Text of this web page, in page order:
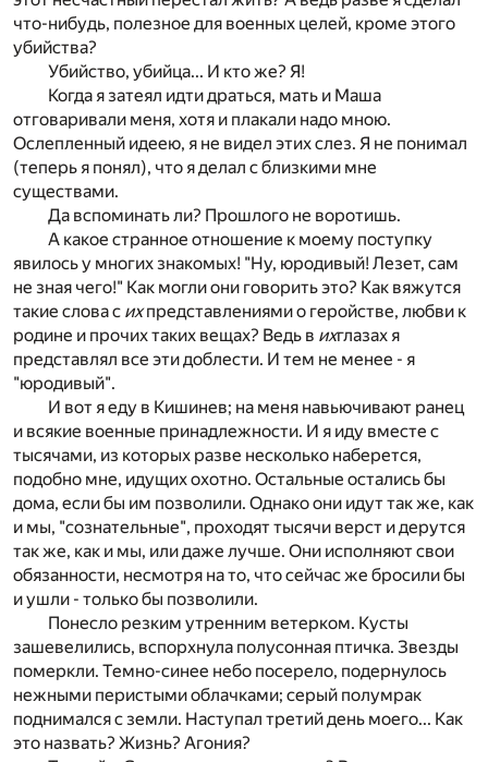
что-нибудь, полезное для военных целей, кроме этого
убийства?
Убийство, убийца... И кто же? Я!
Когда я затеял идти драться, мать и Маша
отговаривали меня, хотя и плакали надо мною.
Ослепленный идеею, я не видел этих слез. Я не понимал
(теперь я понял), что я делал с близкими мне
существами.
Да вспоминать ли? Прошлого не воротишь.
А какое странное отношение к моему поступку
явилось у многих знакомых! "Ну, юродивый! Лезет, сам
не зная чего!" Как могли они говорить это? Как вяжутся
такие слова с ихпредставлениями о геройстве, любви к
родине и прочих таких вещах? Ведь в ихглазах я
представлял все эти доблести. И тем не менее - я
"юродивый".
И вот я еду в Кишинев; на меня навьючивают ранец
и всякие военные принадлежности. И я иду вместе с
тысячами, из которых разве несколько наберется,
подобно мне, идущих охотно. Остальные остались бы
дома, если бы им позволили. Однако они идут так же, как
и мы, "сознательные", проходят тысячи верст и дерутся
так же, как и мы, или даже лучше. Они исполняют свои
обязанности, несмотря на то, что сейчас же бросили бы
и ушли - только бы позволили.
Понесло резким утренним ветерком. Кусты
зашевелились, вспорхнула полусонная птичка. Звезды
померкли. Темно-синее небо посерело, подернулось
нежными перистыми облачками; серый полумрак
поднимался с земли. Наступал третий день моего... Как
это назвать? Жизнь? Агония?